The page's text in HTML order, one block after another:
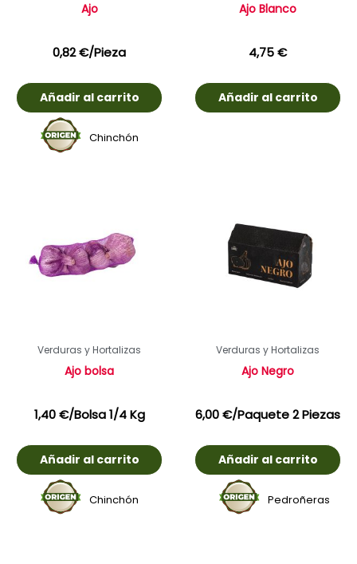
Ajo
0,82€/Pieza
Añadir al carrito
Chinchón
Ajo Blanco
4,75€
Añadir al carrito
Verduras y Hortalizas
Ajo bolsa
1,40€/Bolsa 1/4 Kg
Añadir al carrito
Chinchón
Verduras y Hortalizas
Ajo Negro
6,00€/Paquete 2 Piezas
Añadir al carrito
Pedroñeras